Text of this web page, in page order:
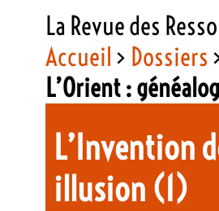
La Revue des
Accueil > Dossiers
L’Orient :
L’Invention
illusion (1)